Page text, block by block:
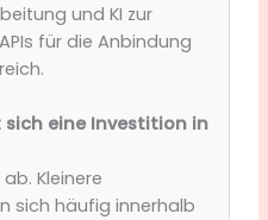
und KI zur
für die Anbindung
eine Investition in
Kleinere
sich häufig innerhalb